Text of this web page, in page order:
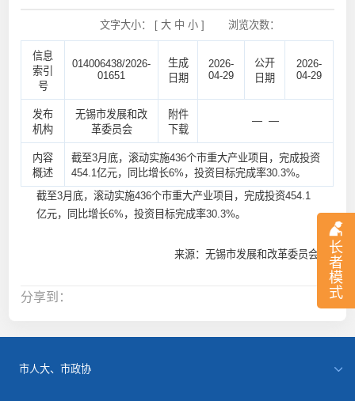
长
者
模
式
文字大小： [ 大 中 小] 浏览次数：
信息
索引
号
014006438/2026-
01651
生成
日期
2026-
04-29
公开
日期
2026-
04-29
发布
机构
无锡市发展和改
革委员会
附件
下载
— —
内容
概述
截至3月底，滚动实施436个市重大产业项目，完成投资
454.1亿元，同比增长6%，投资目标完成率30.3%。
截至3月底，滚动实施436个市重大产业项目，完成投资454.1
亿元，同比增长6%，投资目标完成率30.3%。
来源：无锡市发展和改革委员会
分享到：
市人大、市政协